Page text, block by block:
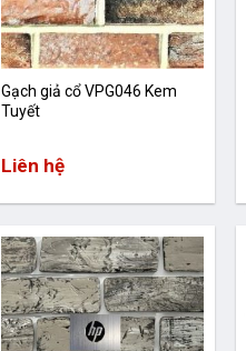
Gạch giả cổ VPG046 Kem
Tuyết
Liên hệ